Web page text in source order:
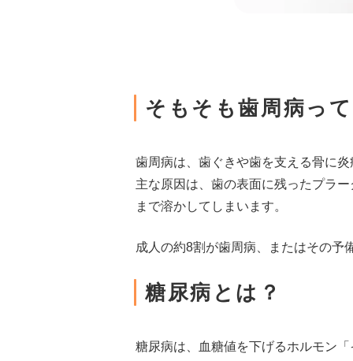
そもそも歯周病っ
歯周病は、歯ぐきや歯を支える骨に
主な原因は、歯の表面に残ったプラ
まで溶かしてしまいます。
成人の約8割が歯周病、またはその
糖尿病とは？
糖尿病は、血糖値を下げるホルモン